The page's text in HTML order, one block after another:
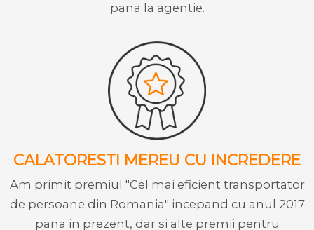
pana la agentie.
CALATORESTI MEREU CU INCREDERE
Am primit premiul "Cel mai eficient transportator
de persoane din Romania" incepand cu anul 2017
pana in prezent, dar si alte premii pentru